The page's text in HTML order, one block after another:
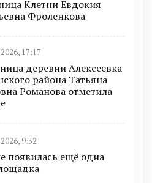
Клетни Евдокия
Фроленкова
17:17
деревни Алексеевка
района Татьяна
Романова отметила
9:32
появилась ещё одна